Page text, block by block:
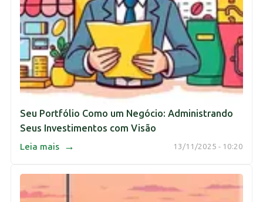
Seu Portfólio Como um Negócio: Administrando
Seus Investimentos com Visão
13/11/2025 - 10:20
Leia mais →